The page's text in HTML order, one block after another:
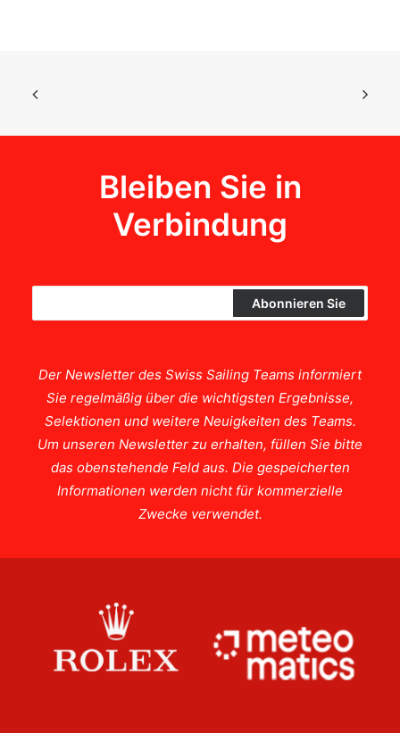
Bleiben Sie in
Verbindung
Der Newsletter des Swiss Sailing Teams informiert
Sie regelmäßig über die wichtigsten Ergebnisse,
Selektionen und weitere Neuigkeiten des Teams.
Um unseren Newsletter zu erhalten, füllen Sie bitte
das obenstehende Feld aus. Die gespeicherten
Informationen werden nicht für kommerzielle
Zwecke verwendet.